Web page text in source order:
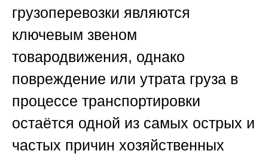
грузоперевозки являются
ключевым звеном
товародвижения, однако
повреждение или утрата груза в
процессе транспортировки
остаётся одной из самых острых и
частых причин хозяйственных